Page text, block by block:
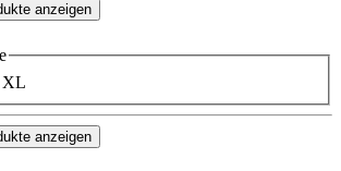
anzeigen
XL
anzeigen